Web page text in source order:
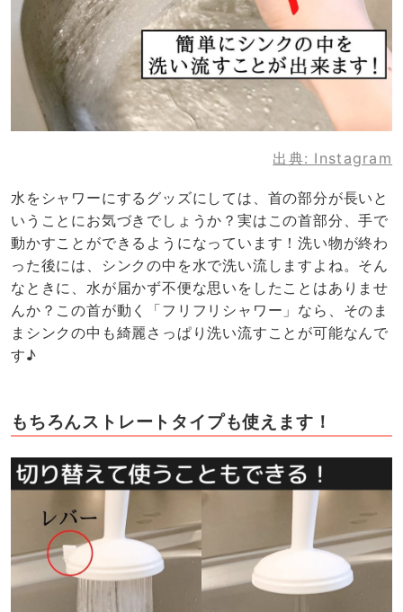
出典: Instagram
水をシャワーにするグッズにしては、首の部分が長いと
いうことにお気づきでしょうか？実はこの首部分、手で
動かすことができるようになっています！洗い物が終わ
った後には、シンクの中を水で洗い流しますよね。そん
なときに、水が届かず不便な思いをしたことはありませ
んか？この首が動く「フリフリシャワー」なら、そのま
まシンクの中も綺麗さっぱり洗い流すことが可能なんで
す♪
もちろんストレートタイプも使えます！